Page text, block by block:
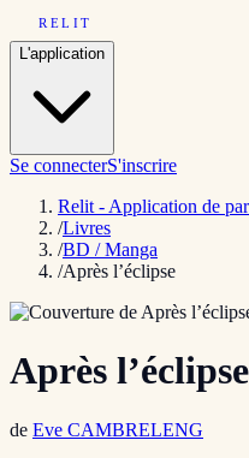
RELIT
L'application
Se connecterS'inscrire
Relit - Application de
/Livres
/BD / Manga
/Après l’éclipse
Après l’éclipse
de Eve CAMBRELENG